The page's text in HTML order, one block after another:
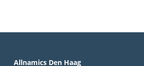
Allnamics Den Haag